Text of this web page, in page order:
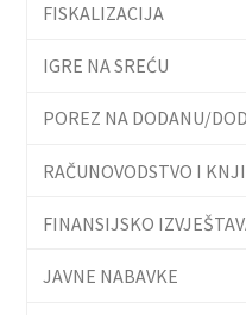
FISKALIZACIJA
IGRE NA SREĆU
POREZ NA DODANU/
RAČUNOVODSTVO I
FINANSIJSKO
JAVNE NABAVKE